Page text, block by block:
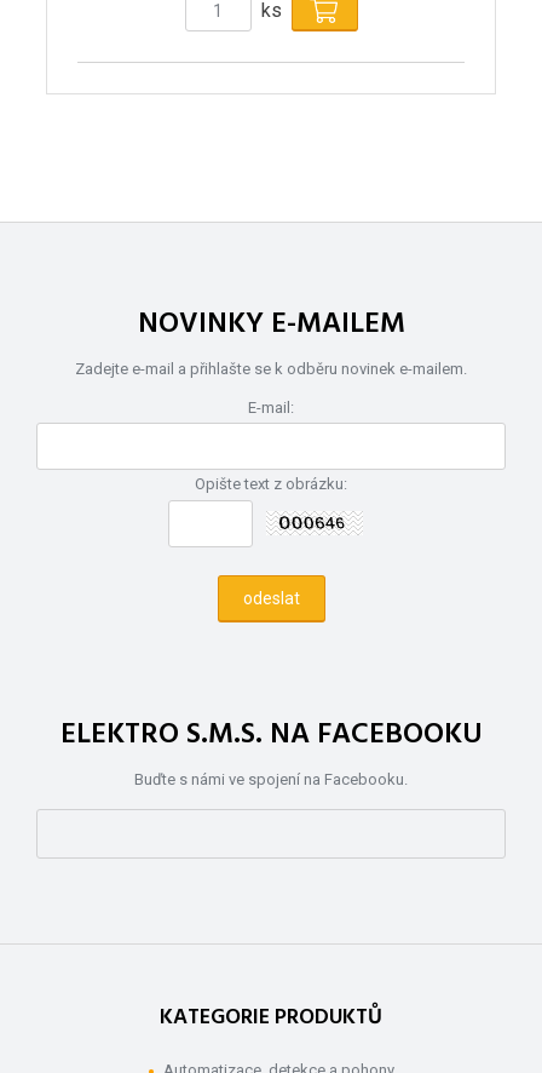
ks
NOVINKY E-MAILEM
Zadejte e-mail a přihlašte se k odběru novinek e-mailem.
E-mail:
Opište text z obrázku:
ELEKTRO S.M.S. NA FACEBOOKU
Buďte s námi ve spojení na Facebooku.
KATEGORIE PRODUKTŮ